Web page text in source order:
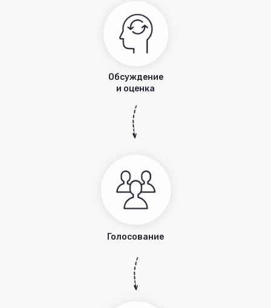
Голосование
Обсуждение
и оценка